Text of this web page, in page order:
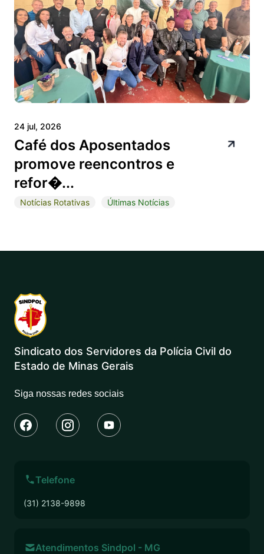
24 jul, 2026
Café dos Aposentados
promove reencontros e
refor�...
Notícias Rotativas Últimas Notícias
Sindicato dos Servidores da Polícia Civil do
Estado de Minas Gerais
Siga nossas redes sociais
Telefone
(31) 2138-9898
Atendimentos Sindpol - MG